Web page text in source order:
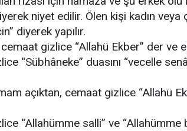
niyet edilir. Ölen kişi kadın
diyerek yapılır.
gizlice “Allahü Ekber” der ve
“Sübhâneke” duasını “vecelle
açıktan, cemaat gizlice “Allahü
“Allahümme salli” ve “Allahümme